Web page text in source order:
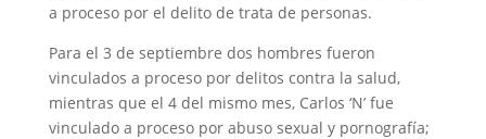
a proceso por el delito de trata de personas.
Para el 3 de septiembre dos hombres fueron
vinculados a proceso por delitos contra la salud,
mientras que el 4 del mismo mes, Carlos ‘N’ fue
vinculado a proceso por abuso sexual y pornografía;